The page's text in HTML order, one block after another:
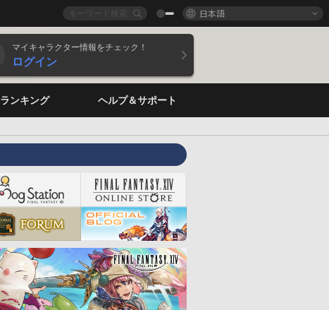
日本語
マイキャラクター情報をチェック！
ログイン
ランキング ヘルプ＆サポート